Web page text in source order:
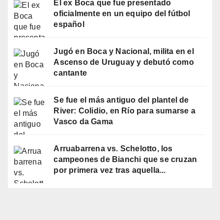
El ex Boca que fue presentado
oficialmente en un equipo del fútbol
español
Jugó en Boca y Nacional, milita en el
Ascenso de Uruguay y debutó como
cantante
Se fue el más antiguo del plantel de
River: Colidio, en Río para sumarse a
Vasco da Gama
Arruabarrena vs. Schelotto, los
campeones de Bianchi que se cruzan
por primera vez tras aquella...